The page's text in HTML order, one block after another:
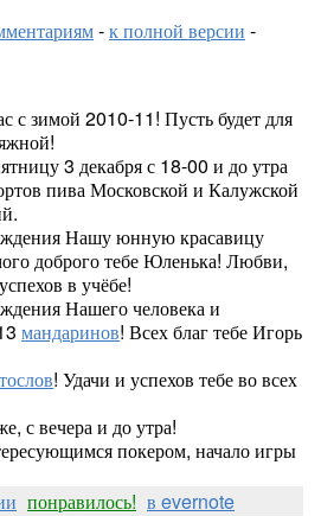
-к полной версии -
с зимой 2010-11! Пусть будет для
3 декабря с 18-00 и до утра
пива Московской и Калужской
Нашу юнную красавицу
доброго тебе Юленька! Любви,
в учёбе!
Нашего человека и
мандаринов! Всех благ тебе Игорь
! Удачи и успехов тебе во всех
с вечера и до утра!
покером, начало игры
понравилось! в evernote